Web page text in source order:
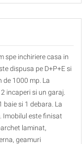
spe inchiriere casa in
dispusa pe D+P+E si
de 1000 mp. La
incaperi si un garaj.
baie si 1 debara. La
Imobilul este finisat
laminat,
geamuri